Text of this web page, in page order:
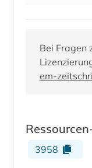
Bei Fragen
em-
3958